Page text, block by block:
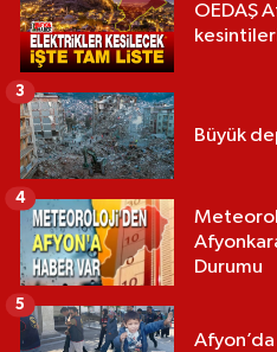
OEDAŞ
Büyük
3
Durumu
4
5